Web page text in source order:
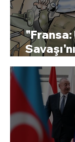
"Fransa: